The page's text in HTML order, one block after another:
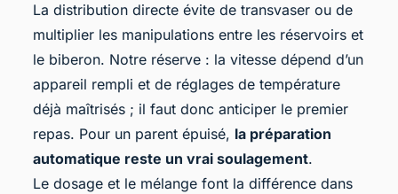
La distribution directe évite de transvaser ou de
multiplier les manipulations entre les réservoirs et
le biberon. Notre réserve : la vitesse dépend d’un
appareil rempli et de réglages de température
déjà maîtrisés ; il faut donc anticiper le premier
repas. Pour un parent épuisé, la préparation
automatique reste un vrai soulagement.
Le dosage et le mélange font la différence dans